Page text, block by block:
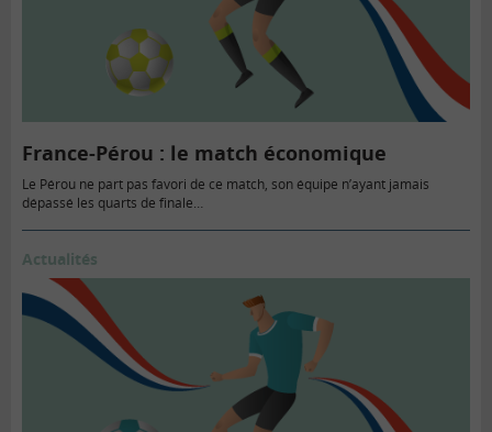
France-Pérou : le match économique
Le Pérou ne part pas favori de ce match, son équipe n’ayant jamais
dépassé les quarts de finale…
Actualités